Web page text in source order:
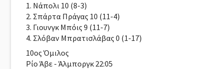
1. Νάπολι 10 (8-3)
2. Σπάρτα Πράγας 10 (11-4)
3. Γιουνγκ Μπόις 9 (11-7)
4. Σλόβαν Μπρατισλάβας 0 (1-17)
10oς Όμιλος
Ρίο Άβε - Άλμποργκ 22:05